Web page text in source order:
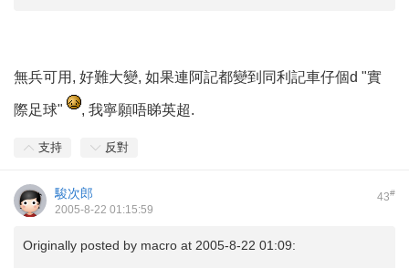
無兵可用, 好難大變, 如果連阿記都變到同利記車仔個d "實
際足球" , 我寧願唔睇英超.
支持 反對
43#
駿次郎
2005-8-22 01:15:59
Originally posted by macro at 2005-8-22 01:09: